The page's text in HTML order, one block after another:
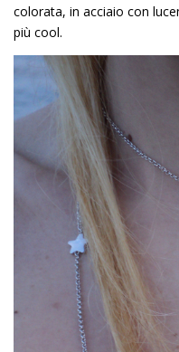
colorata, in acciaio con
più cool.